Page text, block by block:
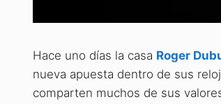
Hace uno días la casa Roger
nueva apuesta dentro de sus
comparten muchos de sus